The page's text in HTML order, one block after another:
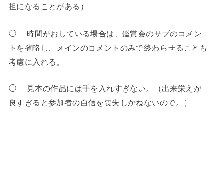
担になることがある）
◯ 時間がおしている場合は、鑑賞会のサブのコメン
トを省略し、メインのコメントのみで終わらせることも
考慮に入れる。
◯ 見本の作品には手を入れすぎない。（出来栄えが
良すぎると参加者の自信を喪失しかねないので。）